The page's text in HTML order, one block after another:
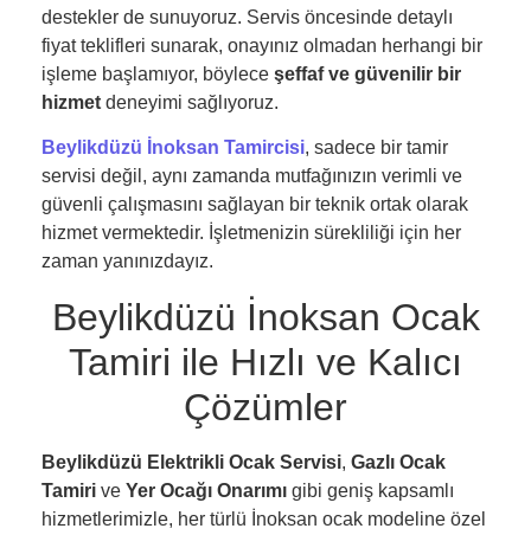
destekler de sunuyoruz. Servis öncesinde detaylı
fiyat teklifleri sunarak, onayınız olmadan herhangi bir
işleme başlamıyor, böylece şeffaf ve güvenilir bir
hizmet deneyimi sağlıyoruz.
Beylikdüzü İnoksan Tamircisi, sadece bir tamir
servisi değil, aynı zamanda mutfağınızın verimli ve
güvenli çalışmasını sağlayan bir teknik ortak olarak
hizmet vermektedir. İşletmenizin sürekliliği için her
zaman yanınızdayız.
Beylikdüzü İnoksan Ocak
Tamiri ile Hızlı ve Kalıcı
Çözümler
Beylikdüzü Elektrikli Ocak Servisi, Gazlı Ocak
Tamiri ve Yer Ocağı Onarımı gibi geniş kapsamlı
hizmetlerimizle, her türlü İnoksan ocak modeline özel